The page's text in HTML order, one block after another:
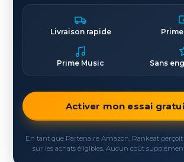
Livraison rapide
Prime Music Sans
Activer mon essai
En tant que Partenaire Amazon, Rankeat
sur les achats éligibles. Aucun coût